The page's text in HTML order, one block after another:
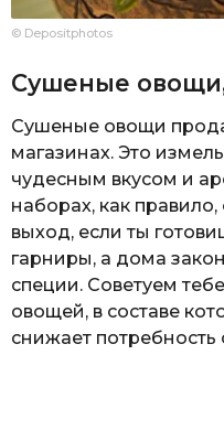
© Depositphotos
Сушеные
Сушеные овощи
магазинах. Это
чудесным вкусом и
наборах, как правило,
выход, если ты
гарниры, а дома
специи. Советуем
овощей, в составе
снижает потребность